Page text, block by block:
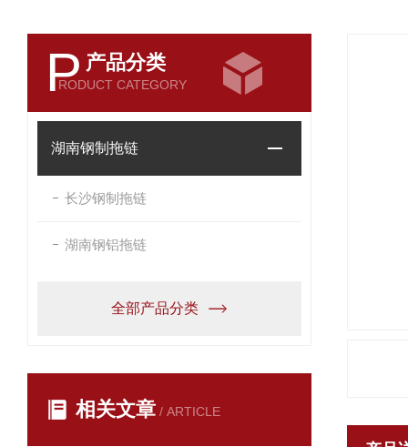
P 产品分类
RODUCT CATEGORY
湖南钢制拖链
长沙钢制拖链
湖南钢铝拖链
全部产品分类
相关文章 / ARTICLE